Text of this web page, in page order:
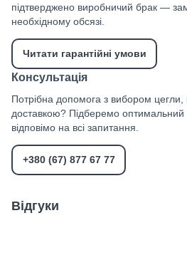
підтверджено виробничий брак —
необхідному обсязі.
Читати гарантійні умови
Консультація
Потрібна допомога з вибором цегли,
доставкою? Підберемо оптимальний
відповімо на всі запитання.
+380 (67) 877 67 77
Відгуки